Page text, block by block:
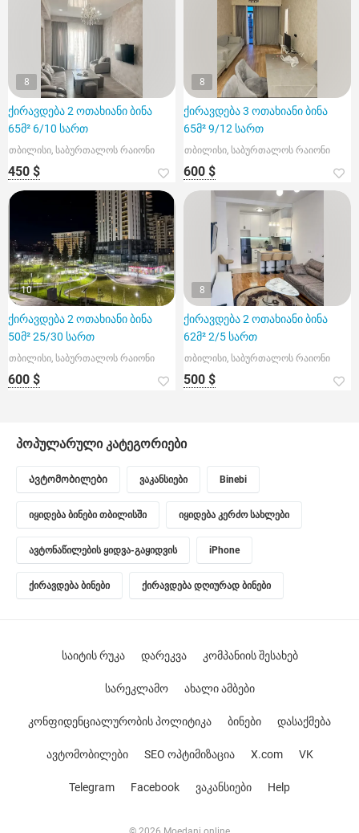
8
ქირავდება 2 ოთახიანი ბინა
65მ² 6/10 სართ
თბილისი, საბურთალოს რაიონი
450 $
8
ქირავდება 3 ოთახიანი ბინა
65მ² 9/12 სართ
თბილისი, საბურთალოს რაიონი
600 $
10
ქირავდება 2 ოთახიანი ბინა
50მ² 25/30 სართ
თბილისი, საბურთალოს რაიონი
600 $
8
ქირავდება 2 ოთახიანი ბინა
62მ² 2/5 სართ
თბილისი, საბურთალოს რაიონი
500 $
პოპულარული კატეგორიები
Ავტომობილები ვაკანსიები Binebi
იყიდება ბინები თბილისში იყიდება კერძო სახლები
ავტონაწილების ყიდვა-გაყიდვის iPhone
ქირავდება ბინები ქირავდება დღიურად ბინები
საიტის რუკა დარეკვა კომპანიის შესახებ
სარეკლამო ახალი ამბები
კონფიდენციალურობის პოლიტიკა ბინები დასაქმება
ავტომობილები SEO ოპტიმიზაცია X.com VK
Telegram Facebook ვაკანსიები Help